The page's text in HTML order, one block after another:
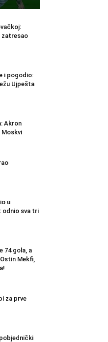
zatresao
i pogodio:
Ujpešta
Akron
Moskvi
u
odnio sva tri
74 gola, a
Mekfi,
za prve